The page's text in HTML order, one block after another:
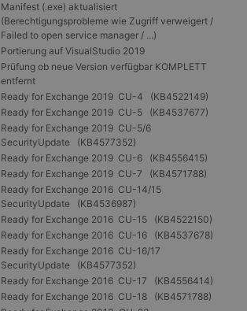
Manifest (.exe) aktualisiert
(Berechtigungsprobleme wie Zugriff verweigert /
Failed to open service manager / ...)
Portierung auf VisualStudio 2019
Prüfung ob neue Version verfügbar KOMPLETT
entfernt
Ready for Exchange 2019 CU-4 (KB4522149)
Ready for Exchange 2019 CU-5 (KB4537677)
Ready for Exchange 2019 CU-5/6
SecurityUpdate (KB4577352)
Ready for Exchange 2019 CU-6 (KB4556415)
Ready for Exchange 2019 CU-7 (KB4571788)
Ready for Exchange 2016 CU-14/15
SecurityUpdate (KB4536987)
Ready for Exchange 2016 CU-15 (KB4522150)
Ready for Exchange 2016 CU-16 (KB4537678)
Ready for Exchange 2016 CU-16/17
SecurityUpdate (KB4577352)
Ready for Exchange 2016 CU-17 (KB4556414)
Ready for Exchange 2016 CU-18 (KB4571788)